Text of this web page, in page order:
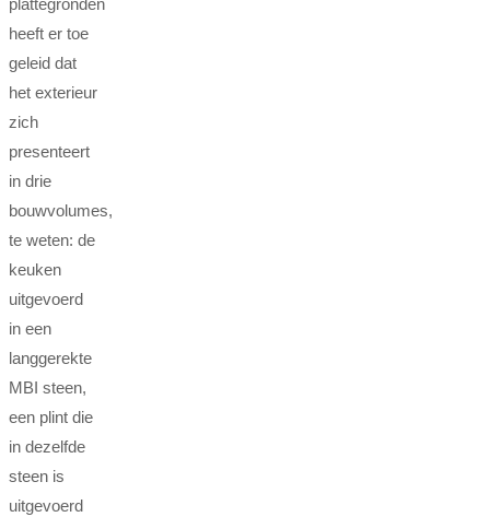
plattegronden
heeft er toe
geleid dat
het exterieur
zich
presenteert
in drie
bouwvolumes,
te weten: de
keuken
uitgevoerd
in een
langgerekte
MBI steen,
een plint die
in dezelfde
steen is
uitgevoerd